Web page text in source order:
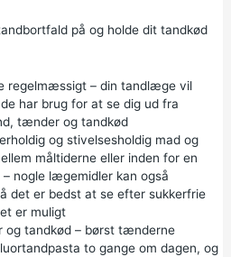
på og holde dit tandkød
regelmæssigt – din tandlæge vil
har brug for at se dig ud fra
tænder og tandkød
og stivelsesholdig mad og
måltiderne eller inden for en
nogle lægemidler kan også
det er bedst at se efter sukkerfrie
er muligt
og tandkød – børst tænderne
to gange om dagen, og